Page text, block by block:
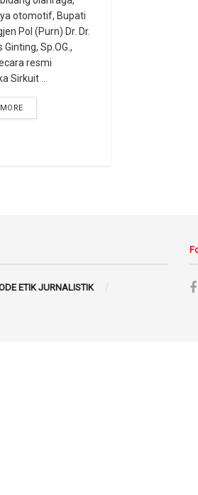
otomotif, Bupati
Pol (Purn) Dr. Dr.
Sp.OG.,
resmi
Sirkuit ...
ETIK JURNALISTIK